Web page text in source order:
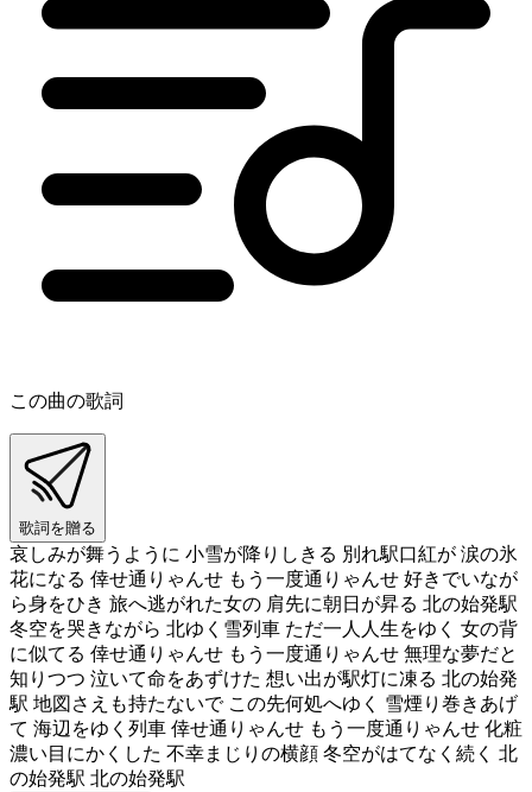
この曲の歌詞
歌詞を贈る
哀しみが舞うように 小雪が降りしきる 別れ駅口紅が 涙の氷
花になる 倖せ通りゃんせ もう一度通りゃんせ 好きでいなが
ら身をひき 旅へ逃がれた女の 肩先に朝日が昇る 北の始発駅
冬空を哭きながら 北ゆく雪列車 ただ一人人生をゆく 女の背
に似てる 倖せ通りゃんせ もう一度通りゃんせ 無理な夢だと
知りつつ 泣いて命をあずけた 想い出が駅灯に凍る 北の始発
駅 地図さえも持たないで この先何処へゆく 雪煙り巻きあげ
て 海辺をゆく列車 倖せ通りゃんせ もう一度通りゃんせ 化粧
濃い目にかくした 不幸まじりの横顔 冬空がはてなく続く 北
の始発駅 北の始発駅